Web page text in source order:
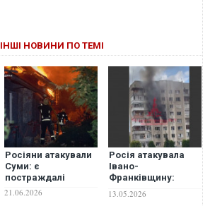
ІНШІ НОВИНИ ПО ТЕМІ
Росіяни атакували
Суми: є
постраждалі
21.06.2026
Росія атакувала
Івано-
Франківщину:
у багатоповерхівку
13.05.2026